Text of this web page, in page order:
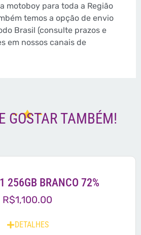
motoboy para toda a Região
temos a opção de envio
Brasil (consulte prazos e
em nossos canais de
GOSTAR TAMBÉM!
256GB BRANCO 72%
R$1,100.00
DETALHES